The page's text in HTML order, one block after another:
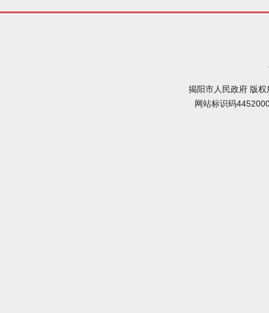
揭阳市人民政府 版
网站标识码